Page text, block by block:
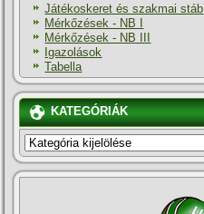
Játékoskeret és szakmai stáb
Mérkőzések - NB I
Mérkőzések - NB III
Igazolások
Tabella
KATEGÓRIÁK
KATEGÓRIÁK